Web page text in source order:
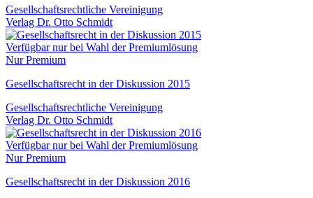
Gesellschaftsrechtliche Vereinigung
Verlag Dr. Otto Schmidt
Verfügbar nur bei Wahl der Premiumlösung
Nur Premium
Gesellschaftsrecht in der Diskussion 2015
Gesellschaftsrechtliche Vereinigung
Verlag Dr. Otto Schmidt
Verfügbar nur bei Wahl der Premiumlösung
Nur Premium
Gesellschaftsrecht in der Diskussion 2016